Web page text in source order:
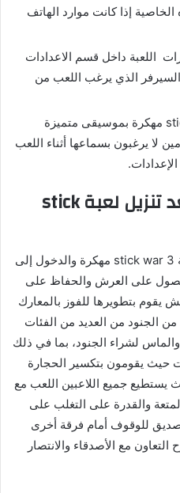
إذا كانت موارد الهاتف
اللعبة داخل قسم الاعدادات
الذي يرغب اللعب من
:- تأني stick war 3 مهكرة بموسيقى متميزة
لا يرغبون بسماعها أثناء اللعب
تنزيل لعبةstick
يمكن الاستمتاع بأفضل لعبة قتالية stick war 3 مهكرة والدخول إلى
على العرش والحفاظ على
يقوم بتطويرها للفوز بالمعارك
من الجنود من العديد من الفئات
لشراء الجنود، بما في ذلك
حيث يقومون بتكسير الحجارة
يستطيع جميع اللاعبين اللعب مع
والقدرة على التغلب على
صديق للوقوف أمام فرقة أخرى
مع الأصدقاء والانتصار